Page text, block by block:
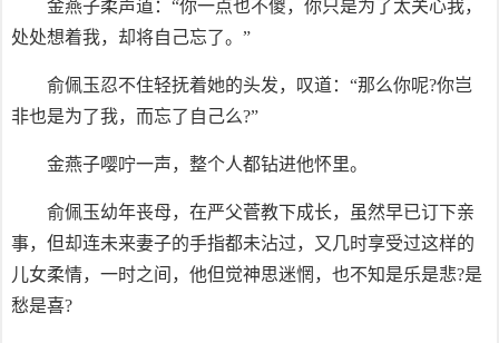
金燕子柔声道：“你一点也不傻，你只是为了太关心我，
处处想着我，却将自己忘了。”
俞佩玉忍不住轻抚着她的头发，叹道：“那么你呢?你岂
非也是为了我，而忘了自己么?”
金燕子嘤咛一声，整个人都钻进他怀里。
俞佩玉幼年丧母，在严父菅教下成长，虽然早已订下亲
事，但却连未来妻子的手指都未沾过，又几时享受过这样的
儿女柔情，一时之间，他但觉神思迷惘，也不知是乐是悲?是
愁是喜?